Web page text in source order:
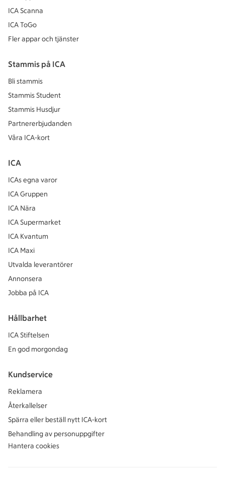
ICA Scanna
ICA ToGo
Fler appar och tjänster
Stammis på ICA
Bli stammis
Stammis Student
Stammis Husdjur
Partnererbjudanden
Våra ICA-kort
ICA
ICAs egna varor
ICA Gruppen
ICA Nära
ICA Supermarket
ICA Kvantum
ICA Maxi
Utvalda leverantörer
Annonsera
Jobba på ICA
Hållbarhet
ICA Stiftelsen
En god morgondag
Kundservice
Reklamera
Återkallelser
Spärra eller beställ nytt ICA-kort
Behandling av personuppgifter
Hantera cookies